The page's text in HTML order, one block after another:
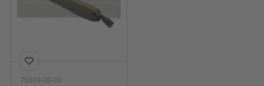
75369-00-00